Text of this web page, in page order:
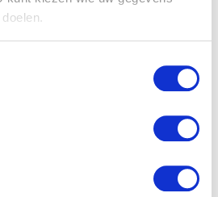
over uw geografische
paar meter nauwkeurig kan zijn
eigenschappen (fingerprinting)
detailgedeeltein.
op elk moment wijzigen of